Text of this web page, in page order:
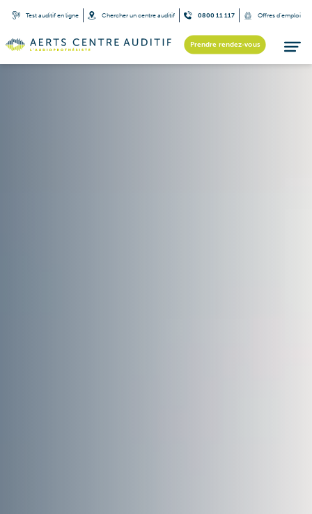
Test auditif en ligne Chercher un centre auditif 0800 11 117 Offres d’emploi
Prendre rendez-vous